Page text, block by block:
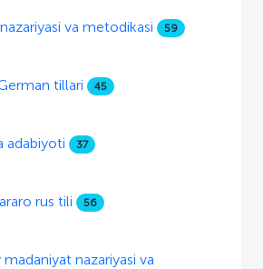
va metodikasi 59
tillari 45
adabiyoti 37
rus tili 56
nazariyasi va